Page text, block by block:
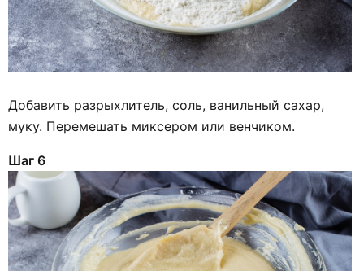
Добавить разрыхлитель, соль, ванильный сахар,
муку. Перемешать миксером или венчиком.
Шаг 6